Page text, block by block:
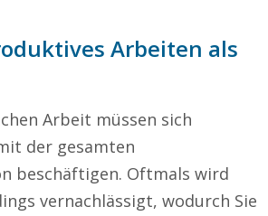
Arbeiten als
Arbeit müssen sich
der gesamten
beschäftigen. Oftmals wird
vernachlässigt, wodurch Sie